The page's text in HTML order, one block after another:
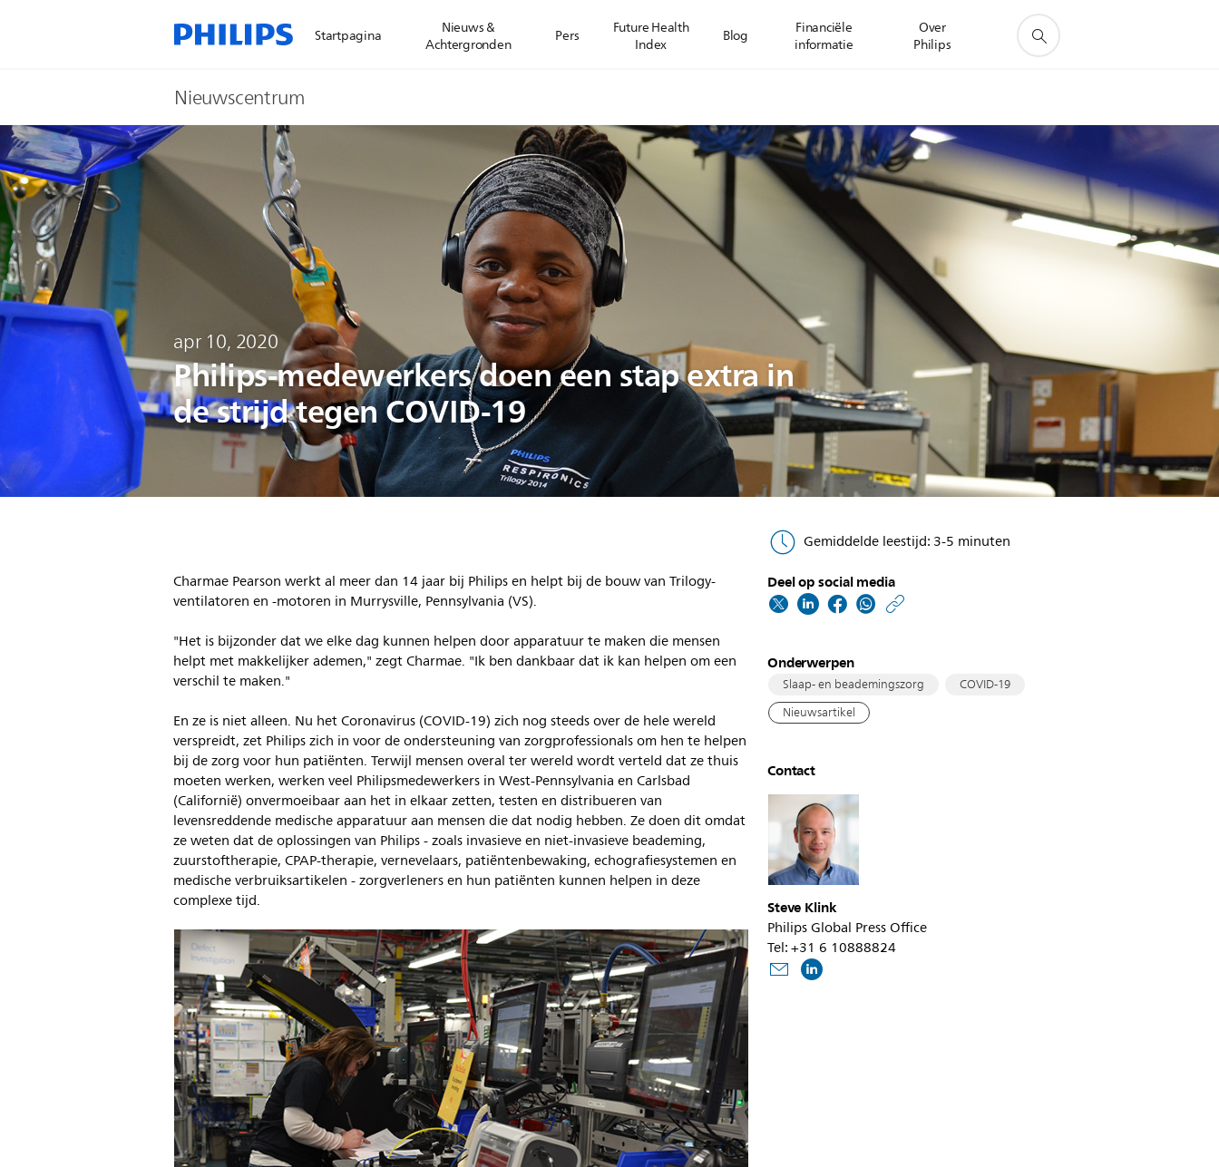
Startpagina
Nieuws &
Achtergronden
Pers
Future Health
Index
Blog
Financiële
informatie
Over
Philips
Nieuwscentrum
apr 10, 2020
Philips-medewerkers doen een stap extra in
de strijd tegen COVID-19
Gemiddelde leestijd: 3-5 minuten
Charmae Pearson werkt al meer dan 14 jaar bij Philips en helpt bij de bouw van Trilogy-
ventilatoren en -motoren in Murrysville, Pennsylvania (VS).
"Het is bijzonder dat we elke dag kunnen helpen door apparatuur te maken die mensen
helpt met makkelijker ademen," zegt Charmae. "Ik ben dankbaar dat ik kan helpen om een
verschil te maken."
En ze is niet alleen. Nu het Coronavirus (COVID-19) zich nog steeds over de hele wereld
verspreidt, zet Philips zich in voor de ondersteuning van zorgprofessionals om hen te helpen
bij de zorg voor hun patiënten. Terwijl mensen overal ter wereld wordt verteld dat ze thuis
moeten werken, werken veel Philipsmedewerkers in West-Pennsylvania en Carlsbad
(Californië) onvermoeibaar aan het in elkaar zetten, testen en distribueren van
levensreddende medische apparatuur aan mensen die dat nodig hebben. Ze doen dit omdat
ze weten dat de oplossingen van Philips - zoals invasieve en niet-invasieve beademing,
zuurstoftherapie, CPAP-therapie, vernevelaars, patiëntenbewaking, echografiesystemen en
medische verbruiksartikelen - zorgverleners en hun patiënten kunnen helpen in deze
complexe tijd.
Deel op social media
medewerkers-
tegen-
Onderwerpen
Slaap- en beademingszorg
COVID-19
Nieuwsartikel
Contact
Steve Klink
Philips Global Press Office
Tel: +31 6 10888824